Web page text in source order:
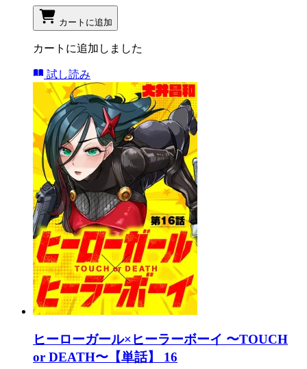
カートに追加
カートに追加しました
試し読み
ヒーローガール×ヒーラーボーイ 〜TOUCH
or DEATH〜【単話】 16